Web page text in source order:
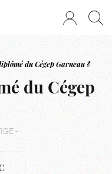
du Cégep Garneau ?
du Cégep
-